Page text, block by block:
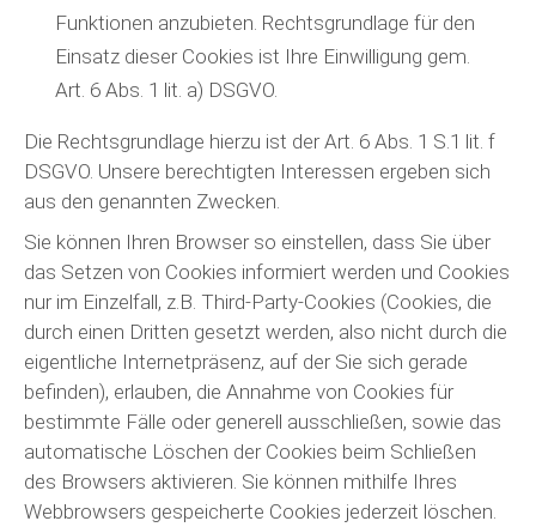
Funktionen anzubieten. Rechtsgrundlage für den
Einsatz dieser Cookies ist Ihre Einwilligung gem.
Art. 6 Abs. 1 lit. a) DSGVO.
Die Rechtsgrundlage hierzu ist der Art. 6 Abs. 1 S.1 lit. f
DSGVO. Unsere berechtigten Interessen ergeben sich
aus den genannten Zwecken.
Sie können Ihren Browser so einstellen, dass Sie über
das Setzen von Cookies informiert werden und Cookies
nur im Einzelfall, z.B. Third-Party-Cookies (Cookies, die
durch einen Dritten gesetzt werden, also nicht durch die
eigentliche Internetpräsenz, auf der Sie sich gerade
befinden), erlauben, die Annahme von Cookies für
bestimmte Fälle oder generell ausschließen, sowie das
automatische Löschen der Cookies beim Schließen
des Browsers aktivieren. Sie können mithilfe Ihres
Webbrowsers gespeicherte Cookies jederzeit löschen.